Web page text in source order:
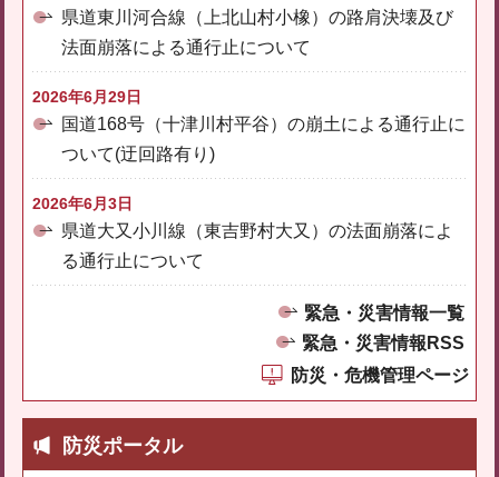
県道東川河合線（上北山村小橡）の路肩決壊及び
法面崩落による通行止について
2026年6月29日
国道168号（十津川村平谷）の崩土による通行止に
ついて(迂回路有り)
2026年6月3日
県道大又小川線（東吉野村大又）の法面崩落によ
る通行止について
緊急・災害情報一覧
緊急・災害情報RSS
防災・危機管理ページ
防災ポータル